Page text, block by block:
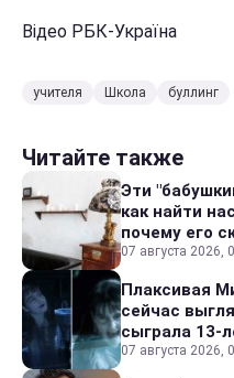
Відео РБК-Україна
учителя Школа буллинг
Читайте также
Эти
как найти
почему его
07 августа 2026,
Плаксивая
сейчас
сыграла 13-
07 августа 2026,